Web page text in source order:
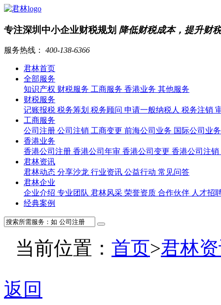
专注深圳中小企业财税规划 降低财税成本，提升财
服务热线： 400-138-6366
君林首页
全部服务
知识产权 财税服务 工商服务 香港业务 其他服务
财税服务
记账报税 税务筹划 税务顾问 申请一般纳税人 税务注销
工商服务
公司注册 公司注销 工商变更 前海公司业务 国际公司业
香港业务
香港公司注册 香港公司年审 香港公司变更 香港公司注销
君林资讯
君林动态 分享沙龙 行业资讯 公益行动 常见问答
君林企业
企业介绍 专业团队 君林风采 荣誉资质 合作伙伴 人才招
经典案例
当前位置： 首页>君林
返回